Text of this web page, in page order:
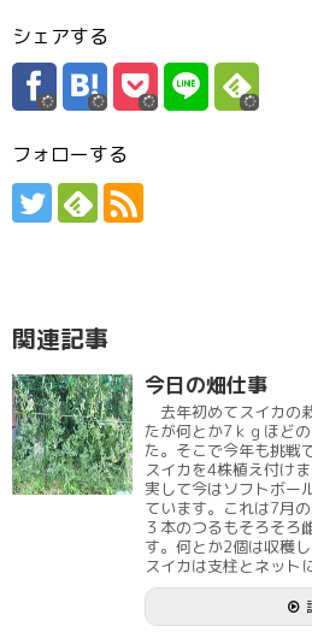
シェアする
フォローする
関連記事
今日の畑仕事
去年初めてスイカの
たが何とか7ｋｇほど
た。そこで今年も挑戦
スイカを4株植え付け
実して今はソフトボー
ています。これは7月
３本のつるもそろそろ
す。何とか2個は収穫
スイカは支柱とネット